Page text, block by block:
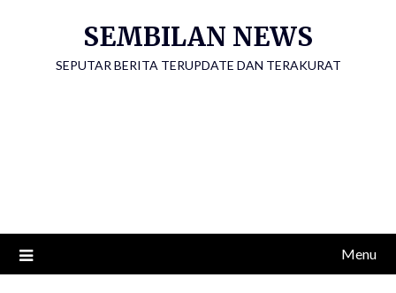
SEMBILAN NEWS
SEPUTAR BERITA TERUPDATE DAN TERAKURAT
Menu